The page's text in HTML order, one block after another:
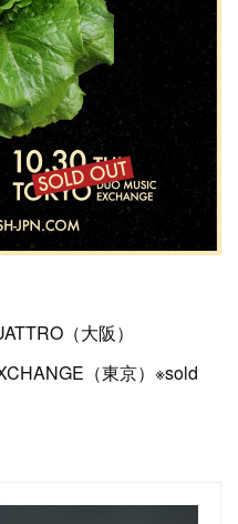
（大阪）
（東京）※sold